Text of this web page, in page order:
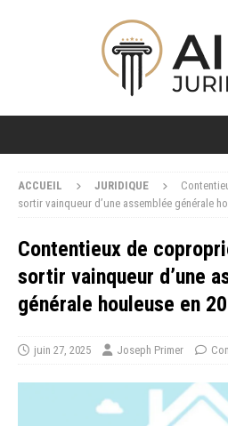
ACCUEIL JURIDIQUE
sortir vainqueur d’une assemblée générale
Contentieux de
sortir vainqueur d’une
générale houleuse en
juin 27, 2025 Joseph Primer